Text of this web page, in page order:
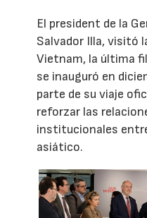
El president de la
Salvador Illa, visitó
Vietnam, la última
se inauguró en
parte de su viaje
reforzar las
institucionales
asiático.